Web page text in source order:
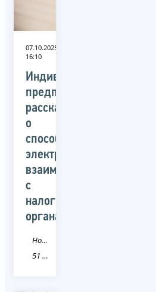
07.10.2025
16:10
Индивидуальным
предпринимателям
расскажут
о
способах
электронного
взаимодействия
с
налоговыми
органами
Новость
51 Мурманская область